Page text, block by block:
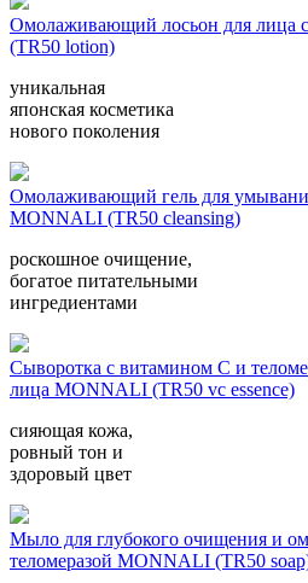
Омолаживающий лосьон для лица
(TR50 lotion)
уникальная
японская косметика
нового поколения
Омолаживающий гель для
MONNALI (TR50 cleansing)
роскошное очищение,
богатое питательными
ингредиентами
Сыворотка с витамином С и
лица MONNALI (TR50 vc essence)
сияющая кожа,
ровный тон и
здоровый цвет
Мыло для глубокого очищения и
теломеразой MONNALI (TR50